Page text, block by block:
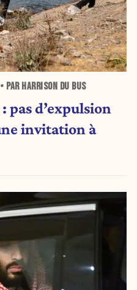
PAR HARRISON DU BUS
pas d’expulsion
invitation à